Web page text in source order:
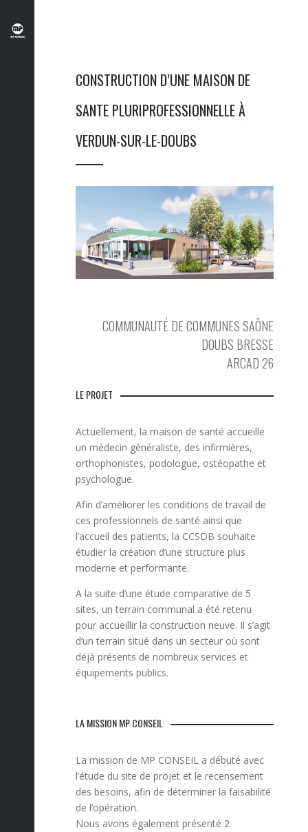
CONSTRUCTION D’UNE MAISON DE
SANTE PLURIPROFESSIONNELLE À
VERDUN-SUR-LE-DOUBS
COMMUNAUTÉ DE COMMUNES SAÔNE
DOUBS BRESSE
ARCAD 26
LE PROJET
Actuellement, la maison de santé accueille
un médecin généraliste, des infirmières,
orthophonistes, podologue, ostéopathe et
psychologue.
Afin d’améliorer les conditions de travail de
ces professionnels de santé ainsi que
l’accueil des patients, la CCSDB souhaite
étudier la création d’une structure plus
moderne et performante.
A la suite d’une étude comparative de 5
sites, un terrain communal a été retenu
pour accueillir la construction neuve. Il s’agit
d’un terrain situé dans un secteur où sont
déjà présents de nombreux services et
équipements publics.
LA MISSION MP CONSEIL
La mission de MP CONSEIL a débuté avec
l’étude du site de projet et le recensement
des besoins, afin de déterminer la faisabilité
de l’opération.
Nous avons également présenté 2